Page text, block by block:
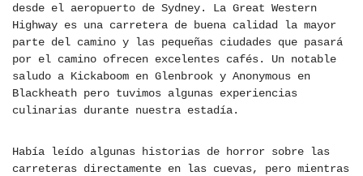
desde el aeropuerto de Sydney. La Great Western
Highway es una carretera de buena calidad la mayor
parte del camino y las pequeñas ciudades que pasará
por el camino ofrecen excelentes cafés. Un notable
saludo a Kickaboom en Glenbrook y Anonymous en
Blackheath pero tuvimos algunas experiencias
culinarias durante nuestra estadía.
Había leído algunas historias de horror sobre las
carreteras directamente en las cuevas, pero mientras